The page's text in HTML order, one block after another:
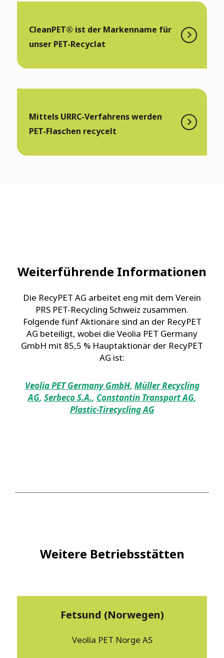
CleanPET® ist der Markenname für
unser PET-Recyclat
Mittels URRC-Verfahrens werden
PET-Flaschen recycelt
Weiterführende Informationen
Die RecyPET AG arbeitet eng mit dem Verein
PRS PET-Recycling Schweiz zusammen.
Folgende fünf Aktionäre sind an der RecyPET
AG beteiligt, wobei die Veolia PET Germany
GmbH mit 85,5 % Hauptaktionär der RecyPET
AG ist:
Veolia PET Germany GmbH, Müller Recycling
AG, Serbeco S.A., Constantin Transport AG,
Plastic-Tirecycling AG
Weitere Betriebsstätten
Fetsund (Norwegen)
Veolia PET Norge AS